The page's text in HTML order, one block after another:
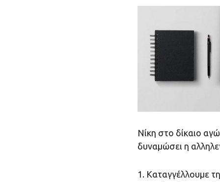
Νίκη στο δίκαιο
δυναμώσει η
1. Καταγγέλλουμε